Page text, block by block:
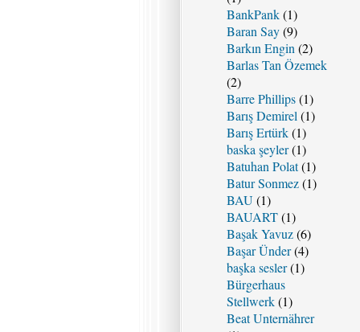
BankPank(1)
Baran Say(9)
Barkın Engin (2)
Barlas Tan Özemek
(2)
Barre Phillips(1)
Barış Demirel (1)
Barış Ertürk(1)
baska şeyler(1)
Batuhan Polat(1)
Batur Sonmez(1)
BAU (1)
BAUART(1)
Başak Yavuz(6)
Başar Ünder(4)
başka sesler(1)
Bürgerhaus
Stellwerk(1)
Beat Unternährer